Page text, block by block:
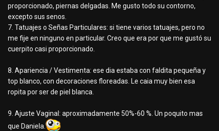
proporcionado, piernas delgadas. Me gusto todo su contorno,
excepto sus senos.
7. Tatuajes o Señas Particulares: si tiene varios tatuajes, pero no
me fije en ninguno en particular. Creo que era por que me gustó su
cuerpito casi proporcionado.
8. Apariencia / Vestimenta: ese dia estaba con faldita pequeña y
top blanco, con decoraciones floreadas. Le caia muy bien esa
ropita por ser de piel blanca.
9. Ajuste Vaginal: aproximadamente 50%-60 %. Un poquito mas
que Daniela.